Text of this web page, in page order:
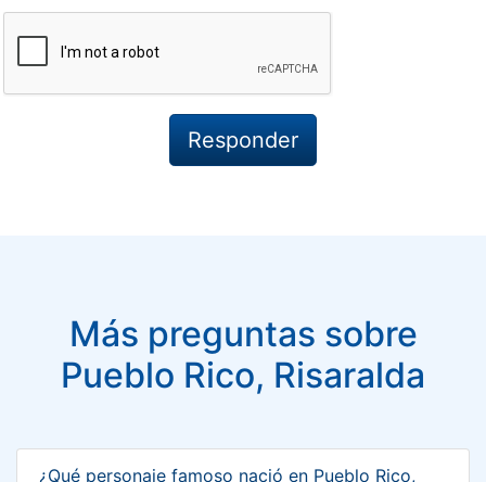
Más preguntas sobre
Pueblo Rico, Risaralda
¿Qué personaje famoso nació en Pueblo Rico,